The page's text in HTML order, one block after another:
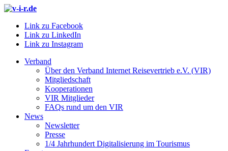
Link zu Facebook
Link zu LinkedIn
Link zu Instagram
Verband
Über den Verband Internet Reisevertrieb e.V. (VIR)
Mitgliedschaft
Kooperationen
VIR Mitglieder
FAQs rund um den VIR
News
Newsletter
Presse
1/4 Jahrhundert Digitalisierung im Tourismus